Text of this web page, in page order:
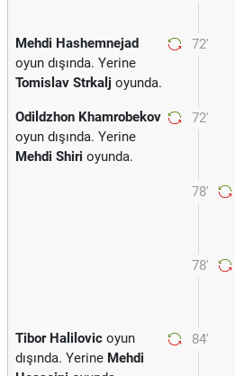
72'
Mehdi Hashemnejad
oyun dışında. Yerine
Tomislav Strkalj oyunda.
72'
Odildzhon Khamrobekov
oyun dışında. Yerine
Mehdi Shiri oyunda.
78'
78'
84'
Tibor Halilovic oyun
dışında. Yerine Mehdi